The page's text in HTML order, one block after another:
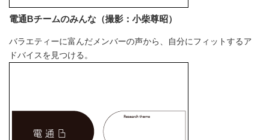
電通Bチームのみんな（撮影：小柴尊昭）
バラエティーに富んだメンバーの声から、自分にフィットするア
ドバイスを見つける。